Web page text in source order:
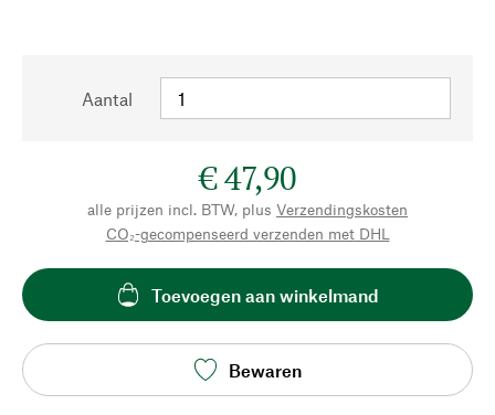
Aantal
€ 47,90
alle prijzen incl. BTW, plus Verzendingskosten
CO₂-gecompenseerd verzenden met DHL
Toevoegen aan winkelmand
Bewaren